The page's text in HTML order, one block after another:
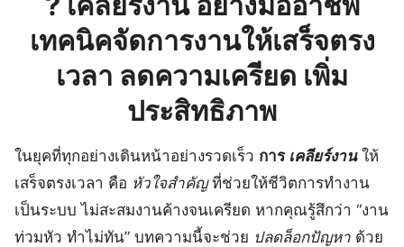
เทคนิคจัดการงานให้เสร็จตรง
เวลา ลดความเครียด เพิ่ม
ประสิทธิภาพ
ในยุคที่ทุกอย่างเดินหน้าอย่างรวดเร็ว การ เคลียร์งานให้
เสร็จตรงเวลา คือ หัวใจสำคัญที่ช่วยให้ชีวิตการทำงาน
เป็นระบบ ไม่สะสมงานค้างจนเครียด หากคุณรู้สึกว่า “งาน
ท่วมหัว ทำไม่ทัน” บทความนี้จะช่วย ปลดล็อกปัญหา ด้วย